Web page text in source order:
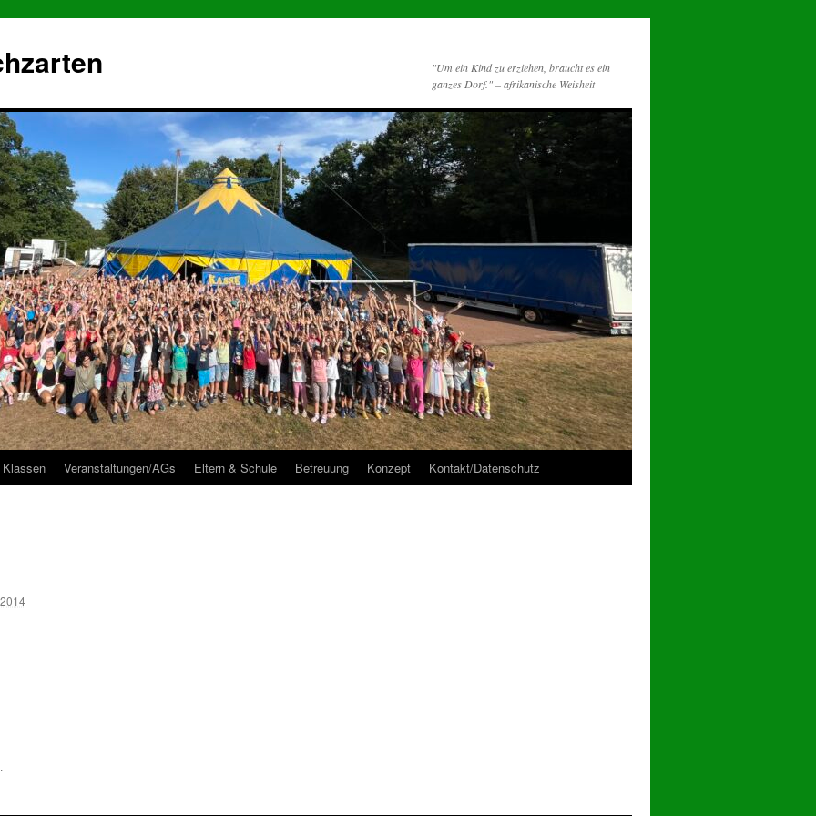
"Um ein Kind zu erziehen, braucht es ein
ganzes Dorf." – afrikanische Weisheit
Klassen Veranstaltungen/AGs Eltern & Schule Betreuung Konzept Kontakt/Datenschutz
.